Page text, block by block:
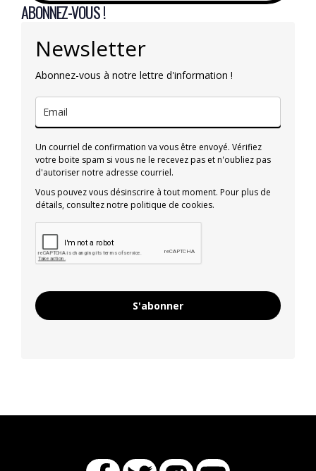
ABONNEZ-VOUS !
Newsletter
Abonnez-vous à notre lettre d'information !
Un courriel de confirmation va vous être envoyé. Vérifiez
votre boite spam si vous ne le recevez pas et n'oubliez pas
d'autoriser notre adresse courriel.
Vous pouvez vous désinscrire à tout moment. Pour plus de
détails, consultez notre politique de cookies.
S'abonner